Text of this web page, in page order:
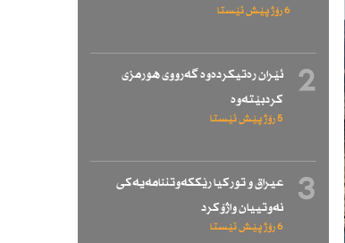
6 رۆژ پێش ئێستا
2
ئێران رەتیكردەوە گەرووی هورمزی
كردبێتەوە
5 رۆژ پێش ئێستا
3
عیراق و توركیا رێككەوتننامەیەكی
نەوتییان واژۆكرد
6 رۆژ پێش ئێستا